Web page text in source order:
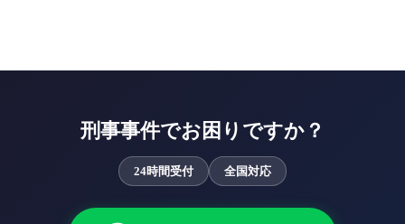
刑事事件でお困りですか？
24時間受付 全国対応